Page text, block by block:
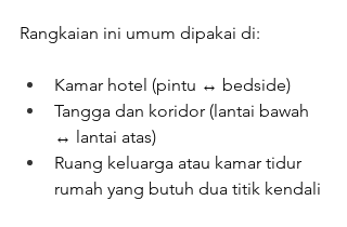
Rangkaian ini umum dipakai di:
Kamar hotel (pintu ↔ bedside)
Tangga dan koridor (lantai bawah
↔ lantai atas)
Ruang keluarga atau kamar tidur
rumah yang butuh dua titik kendali